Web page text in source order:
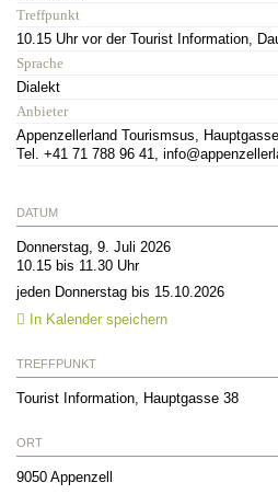
Treffpunkt
10.15 Uhr vor der Tourist Information,
Sprache
Dialekt
Anbieter
Appenzellerland Tourismsus,
Tel. +41 71 788 96 41,
DATUM
Donnerstag, 9. Juli 2026
10.15 bis 11.30 Uhr
jeden Donnerstag bis 15.10.2026
In Kalender speichern
TREFFPUNKT
Tourist Information, Hauptgasse 38
ORT
9050 Appenzell